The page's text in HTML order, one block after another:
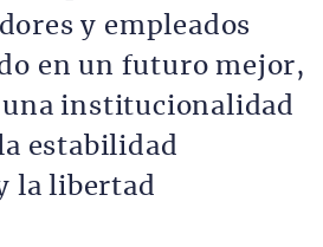
y empleados
en un futuro mejor,
una institucionalidad
estabilidad
la libertad